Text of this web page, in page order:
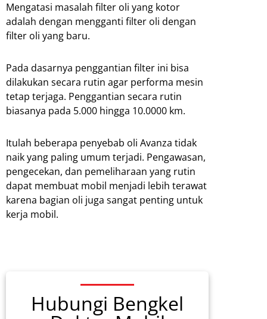
Mengatasi masalah filter oli yang kotor
adalah dengan mengganti filter oli dengan
filter oli yang baru.
Pada dasarnya penggantian filter ini bisa
dilakukan secara rutin agar performa mesin
tetap terjaga. Penggantian secara rutin
biasanya pada 5.000 hingga 10.0000 km.
Itulah beberapa penyebab oli Avanza tidak
naik yang paling umum terjadi. Pengawasan,
pengecekan, dan pemeliharaan yang rutin
dapat membuat mobil menjadi lebih terawat
karena bagian oli juga sangat penting untuk
kerja mobil.
Hubungi Bengkel